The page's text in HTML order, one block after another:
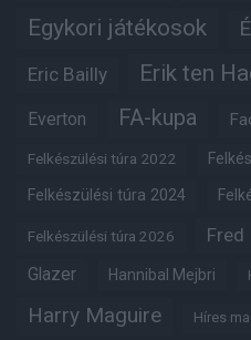
Egykori játékosok
Eric Bailly Erik ten
Everton FA-kupa
Felkészülési túra 2022
Felkészülési túra 2024
Felkészülési túra 2026 Fred
Glazer Hannibal Mejbri
Harry Maguire Híres